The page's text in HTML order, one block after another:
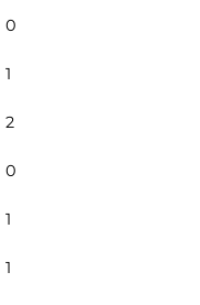
0
1
2
0
1
1